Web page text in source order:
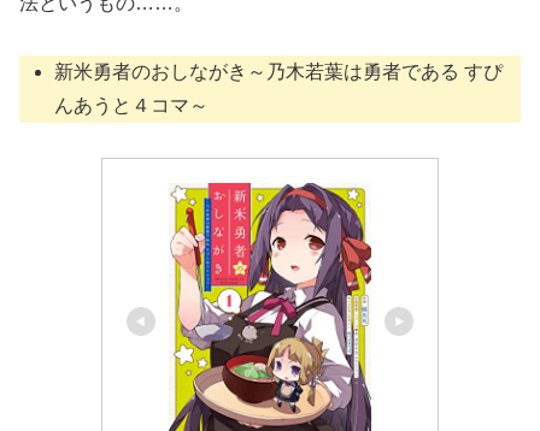
新米勇者のおしながき～乃木若葉は勇者である すぴ
んあうと４コマ～